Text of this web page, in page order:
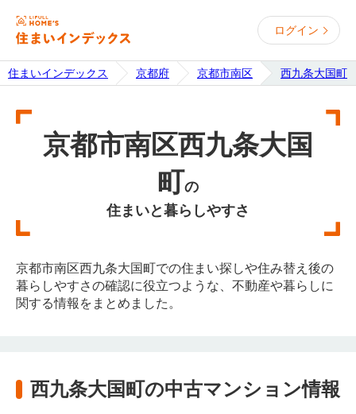
ログイン
住まいインデックス 京都府 京都市南区 西九条大国町
京都市南区西九条大国
町の
住まいと暮らしやすさ
京都市南区西九条大国町での住まい探しや住み替え後の
暮らしやすさの確認に役立つような、不動産や暮らしに
関する情報をまとめました。
西九条大国町の中古マンション情報